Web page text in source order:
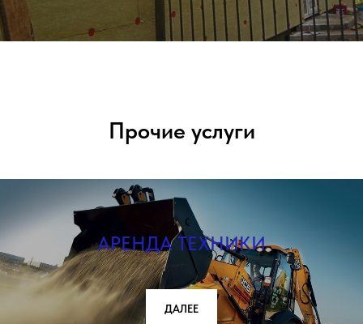
Прочие услуги
АРЕНДА ТЕХНИКИ
ДАЛЕЕ